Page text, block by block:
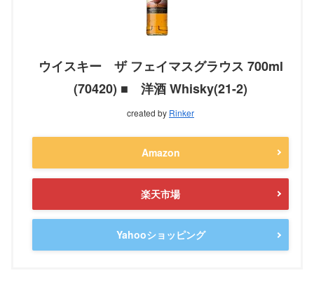
ウイスキー ザ フェイマスグラウス 700ml
(70420) ■ 洋酒 Whisky(21-2)
created by Rinker
Amazon
楽天市場
Yahooショッピング